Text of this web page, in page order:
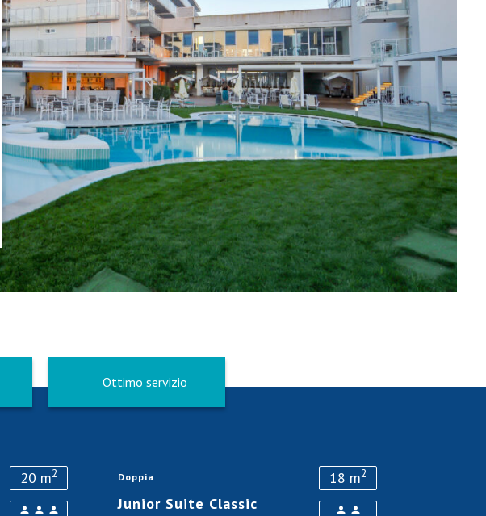
Ottimo servizio
20 m2
person person person
Doppia
Junior Suite Classic
18 m2
person person